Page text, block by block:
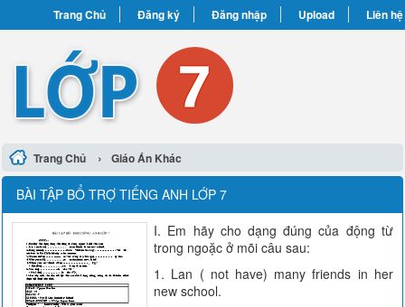
Trang Chủ Đăng ký Đăng nhập Upload Liên hệ
Trang Chủ › Giáo Án Khác
BÀI TẬP BỔ TRỢ TIẾNG ANH LỚP 7
I. Em hãy cho dạng đúng của động từ
trong ngoặc ở mõi câu sau:
1. Lan ( not have) many friends in her
new school.